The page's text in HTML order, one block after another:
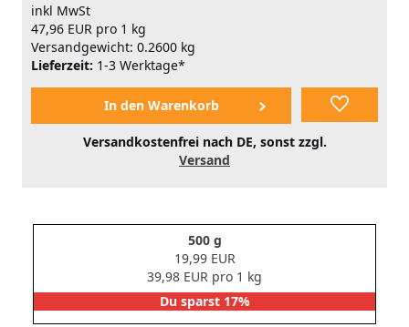
inkl MwSt
47,96 EUR pro 1 kg
Versandgewicht: 0.2600 kg
Lieferzeit: 1-3 Werktage*
Versandkostenfrei nach DE, sonst zzgl.
Versand
500 g
19,99 EUR
39,98 EUR pro 1 kg
Du sparst 17%